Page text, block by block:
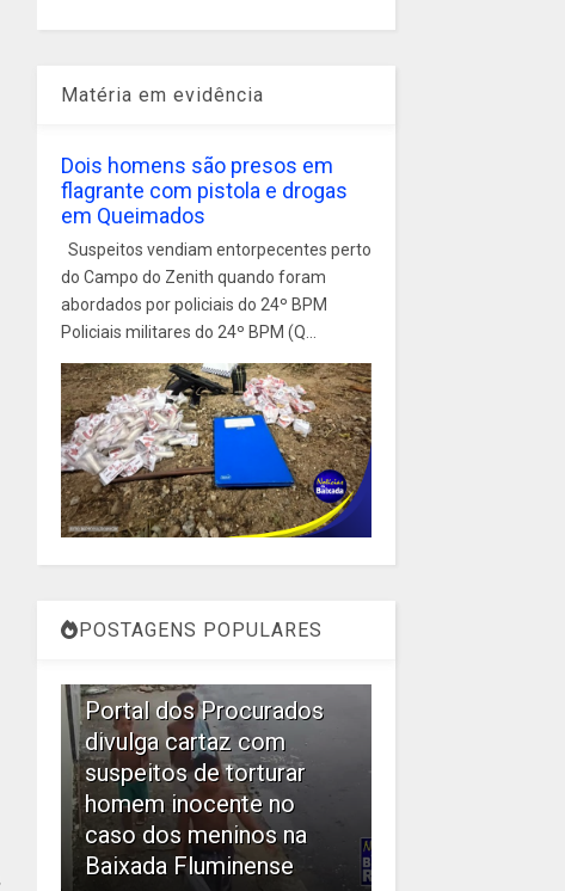
Matéria em evidência
Dois homens são presos em
flagrante com pistola e drogas
em Queimados
Suspeitos vendiam entorpecentes perto
do Campo do Zenith quando foram
abordados por policiais do 24º BPM
Policiais militares do 24º BPM (Q...
POSTAGENS POPULARES
Portal dos Procurados
divulga cartaz com
suspeitos de torturar
homem inocente no
caso dos meninos na
Baixada Fluminense